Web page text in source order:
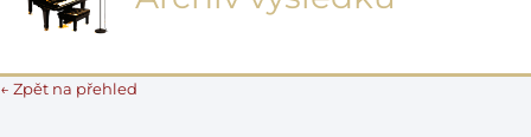
← Zpět na přehled